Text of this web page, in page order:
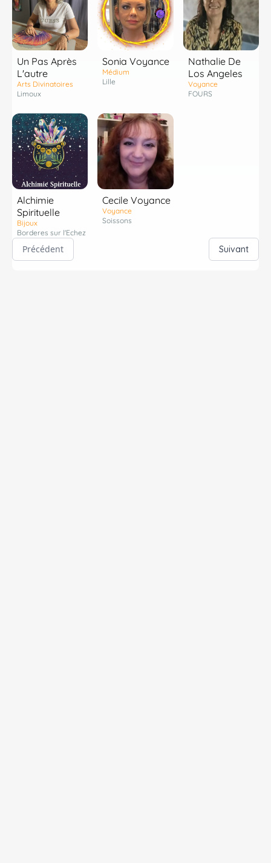
Un Pas Après
L'autre
Arts Divinatoires
Limoux
Sonia Voyance
Médium
Lille
Nathalie De
Los Angeles
Voyance
FOURS
Alchimie
Spirituelle
Bijoux
Borderes sur l'Echez
Cecile Voyance
Voyance
Soissons
Précédent Suivant